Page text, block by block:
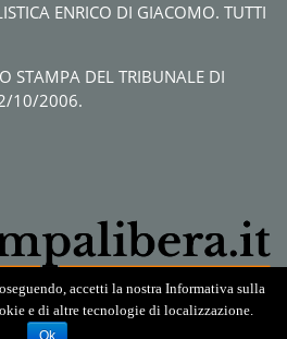
ENRICO DI GIACOMO. TUTTI
STAMPA DEL TRIBUNALE DI
10/2006.
accetti la nostra Informativa sulla
e di altre tecnologie di localizzazione.
Ok